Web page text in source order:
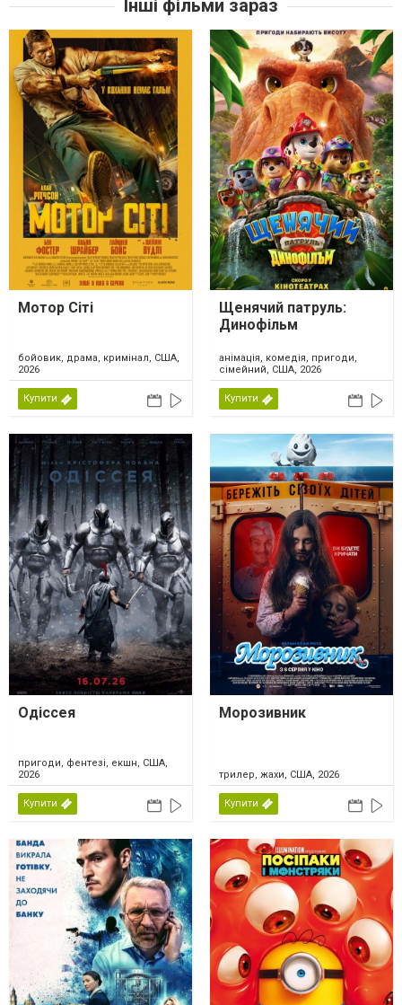
Інші фільми зараз
Мотор Сіті
бойовик, драма, кримінал, США,
2026
Купити
Щенячий патруль:
Динофільм
анімація, комедія, пригоди,
сімейний, США, 2026
Купити
Одіссея
пригоди, фентезі, екшн, США,
2026
Купити
Морозивник
трилер, жахи, США, 2026
Купити